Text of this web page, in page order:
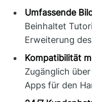
Umfassende
Beinhaltet
Erweiterung
Kompatibilität
Zugänglich
Apps für den